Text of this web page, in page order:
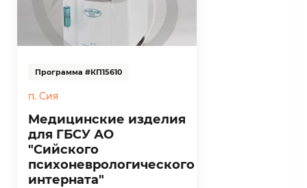
Программа #КП15610
п. Сия
Медицинские изделия
для ГБСУ АО
"Сийского
психоневрологического
интерната"